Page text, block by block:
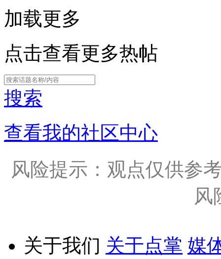
加载更多
点击查看更多热帖
搜索
查看我的社区中心
风险提示：观点仅供参
风
关于我们 关于点掌 媒